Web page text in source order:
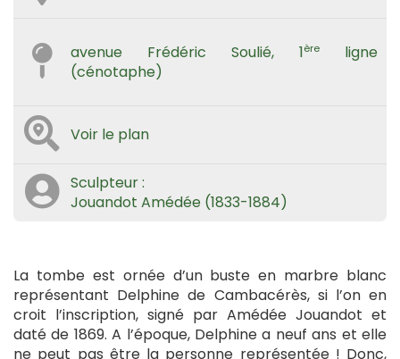
avenue Frédéric Soulié, 1ère
ligne
(cénotaphe)
Voir le plan
Sculpteur :
Jouandot Amédée (1833-1884)
La tombe est ornée d’un buste en marbre blanc
représentant Delphine de Cambacérès, si l’on en
croit l’inscription, signé par Amédée Jouandot et
daté de 1869. A l’époque, Delphine a neuf ans et elle
ne peut pas être la personne représentée ! Donc,